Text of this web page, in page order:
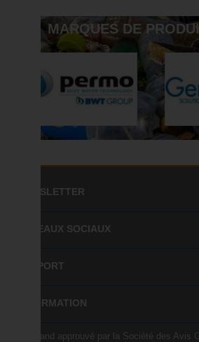
MARQUES DE
NEWSLETTER
RÉSEAUX SOCIAUX
SUPPORT
INFORMATION
Marchand approuvé par la Société des Avis